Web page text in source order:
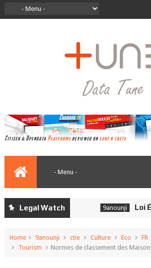
Legal Watch 9anounji Loi
Home 9anounji ctie Culture Eco FR
Tourism
Normes de classement des